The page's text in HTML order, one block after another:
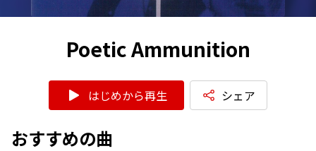
Poetic Ammunition
はじめから再生 シェア
おすすめの曲